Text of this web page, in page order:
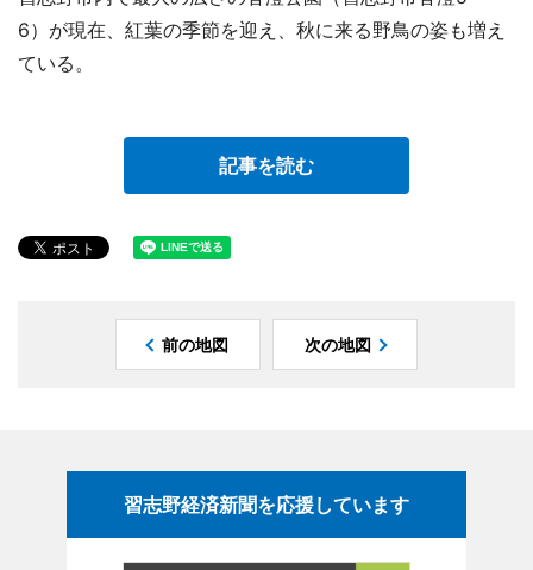
6）が現在、紅葉の季節を迎え、秋に来る野鳥の姿も増え
ている。
記事を読む
前の地図 次の地図
習志野経済新聞を応援しています